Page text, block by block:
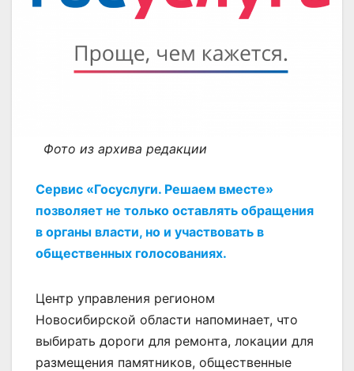
Фото из архива редакции
Сервис «Госуслуги. Решаем вместе»
позволяет не только оставлять обращения
в органы власти, но и участвовать в
общественных голосованиях.
Центр управления регионом
Новосибирской области напоминает, что
выбирать дороги для ремонта, локации для
размещения памятников, общественные